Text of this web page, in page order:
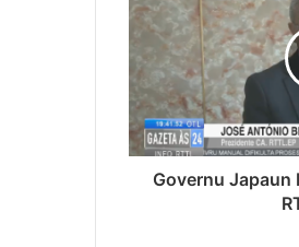
Governu Japaun